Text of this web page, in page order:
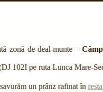
zonă de deal-munte –
102I pe ruta Lunca Mare-
un prânz rafinat în